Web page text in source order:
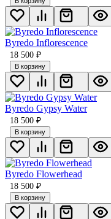
Byredo Inflorescence
18 500 ₽
В корзину
Byredo Gypsy Water
18 500 ₽
В корзину
Byredo Flowerhead
18 500 ₽
В корзину